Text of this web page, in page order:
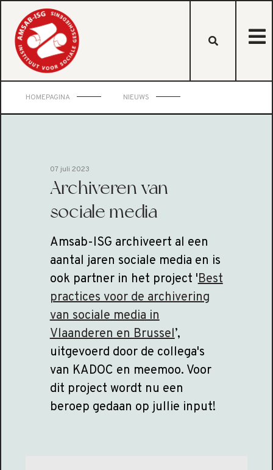
HOMEPAGINA NIEUWS
07 juli 2023
Archiveren van
sociale media
Amsab-ISG archiveert al een
aantal jaren sociale media en is
ook partner in het project 'Best
practices voor de archivering
van sociale media in
Vlaanderen en Brussel’,
uitgevoerd door de collega's
van KADOC en meemoo. Voor
dit project wordt nu een
beroep gedaan op jullie input!